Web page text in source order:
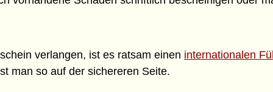
verlangen, ist es ratsam einen internationalen
man so auf der sichereren Seite.